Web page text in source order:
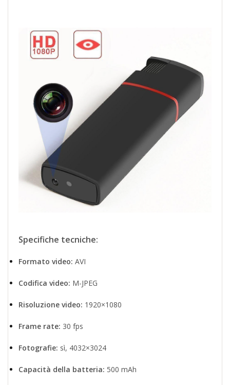
Specifiche tecniche:
Formato video: AVI
Codifica video: M-JPEG
Risoluzione video: 1920×1080
Frame rate: 30 fps
Fotografie: sì, 4032×3024
Capacità della batteria: 500 mAh